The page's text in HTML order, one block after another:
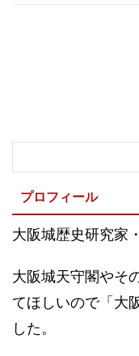
プロフィール
大阪城歴史研究家
大阪城天守閣やそ
てほしいので「大
した。